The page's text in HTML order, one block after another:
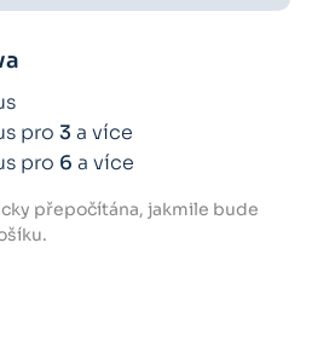
pro3 a více
pro 6 a více
přepočítána, jakmile bude